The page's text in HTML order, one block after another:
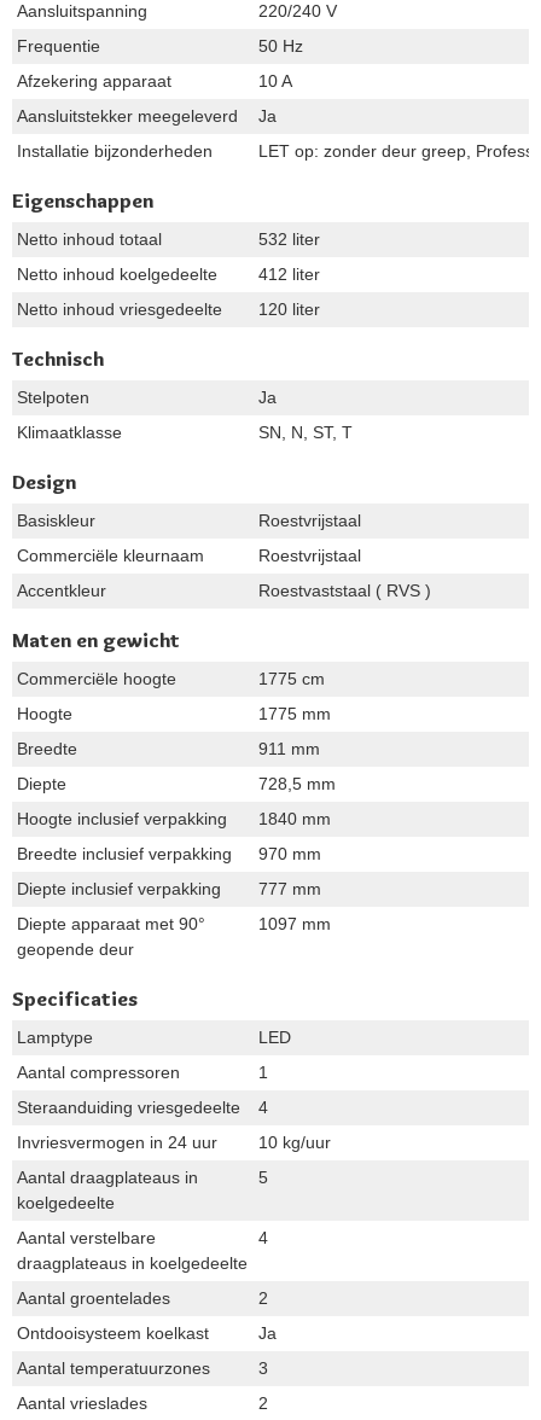
Aansluitspanning
220/240 V
Frequentie
50 Hz
Afzekering apparaat
10 A
Aansluitstekker meegeleverd
Ja
Installatie bijzonderheden
LET op: zonder deur greep,
Eigenschappen
Netto inhoud totaal
532 liter
Netto inhoud koelgedeelte
412 liter
Netto inhoud vriesgedeelte
120 liter
Technisch
Stelpoten
Ja
Klimaatklasse
SN, N, ST, T
Design
Basiskleur
Roestvrijstaal
Commerciële kleurnaam
Roestvrijstaal
Accentkleur
Roestvaststaal ( RVS )
Maten en gewicht
Commerciële hoogte
1775 cm
Hoogte
1775 mm
Breedte
911 mm
Diepte
728,5 mm
Hoogte inclusief verpakking
1840 mm
Breedte inclusief verpakking
970 mm
Diepte inclusief verpakking
777 mm
Diepte apparaat met 90°
geopende deur
1097 mm
Specificaties
Lamptype
LED
Aantal compressoren
1
Steraanduiding vriesgedeelte
4
Invriesvermogen in 24 uur
10 kg/uur
Aantal draagplateaus in
koelgedeelte
5
Aantal verstelbare
draagplateaus in koelgedeelte
4
Aantal groentelades
2
Ontdooisysteem koelkast
Ja
Aantal temperatuurzones
3
Aantal vrieslades
2